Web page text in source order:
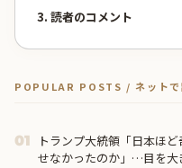
3. 読者のコメント
POPULAR POSTS / ネットで
01
トランプ大統領「日本ほ
せなかったのか」…目を大